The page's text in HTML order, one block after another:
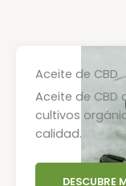
Aceite de CBD
Aceite de CBD
cultivos
calidad.
DESCUBRE